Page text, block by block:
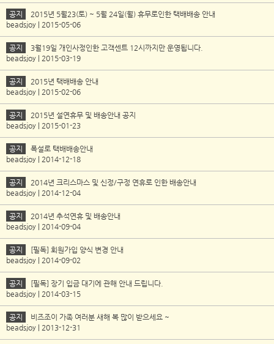
공지
2015년 5월23(토) ~ 5월 24일(월) 휴무로인한 택배배송 안내
beadsjoy | 2015-05-06
공지
3월19일 개인사정인한 고객센트 12시까지만 운영됩니다.
beadsjoy | 2015-03-19
공지
2015년 택배배송 안내
beadsjoy | 2015-02-06
공지
2015년 설연휴무 및 배송안내 공지
beadsjoy | 2015-01-23
공지
폭설로 택배배송안내
beadsjoy | 2014-12-18
공지
2014년 크리스마스 및 신정/구정 연휴로 인한 배송안내
beadsjoy | 2014-12-04
공지
2014년 추석연휴 및 배송안내
beadsjoy | 2014-09-04
공지
[필독] 회원가입 양식 변경 안내
beadsjoy | 2014-09-02
공지
[필독] 장기 입금 대기에 관해 안내 드립니다.
beadsjoy | 2014-03-15
공지
비즈조이 가족 여러분 새해 복 많이 받으세요 ~
beadsjoy | 2013-12-31